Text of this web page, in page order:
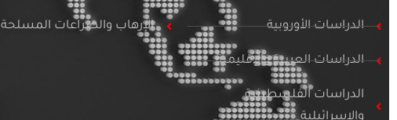
الدراسات الأوروبية
الدراسات العربية والإقليمية
الدراسات الفلسطينية
والإسرائيلية
الإرهاب والصراعات المسلحة